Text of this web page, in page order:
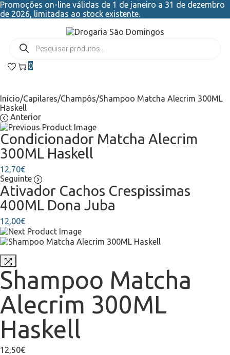
Promoções on-line válidas de 1 de janeiro a 31 de dezembro
de 2026, limitadas ao stock existente.
0
Início/Capilares/Champôs/Shampoo Matcha Alecrim 300ML
Haskell
Anterior
Condicionador Matcha Alecrim
300ML Haskell
12,70€
Seguinte
Ativador Cachos Crespissimas
400ML Dona Juba
12,00€
Shampoo Matcha
Alecrim 300ML
Haskell
12,50€